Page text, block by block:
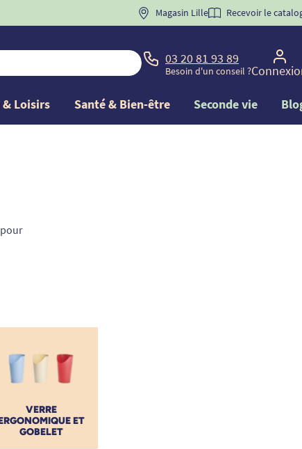
BIENVENUE" pourla 1ère commande
Magasin Lille Recevoir le
03 20 81 93 89
Besoin d'un conseil ?
Loisirs Santé & Bien-être Seconde vie
VERRE
ET
GOBELET